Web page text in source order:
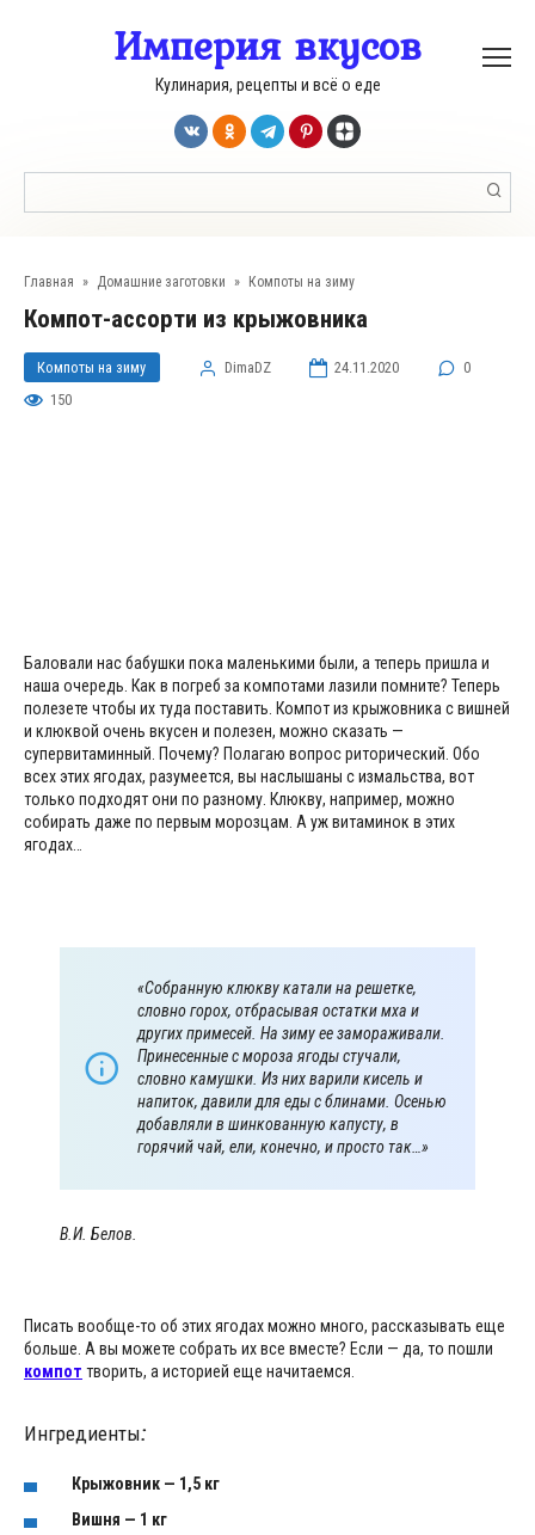
Империя вкусов
Кулинария, рецепты и всё о еде
Главная » Домашние заготовки » Компоты на зиму
Компот-ассорти из крыжовника
Компоты на зиму DimaDZ 24.11.2020
0
150
Баловали нас бабушки пока маленькими были, а теперь пришла и
наша очередь. Как в погреб за компотами лазили помните? Теперь
полезете чтобы их туда поставить. Компот из крыжовника с вишней
и клюквой очень вкусен и полезен, можно сказать —
супервитаминный. Почему? Полагаю вопрос риторический. Обо
всех этих ягодах, разумеется, вы наслышаны с измальства, вот
только подходят они по разному. Клюкву, например, можно
собирать даже по первым морозцам. А уж витаминок в этих
ягодах…
«Собранную клюкву катали на решетке,
словно горох, отбрасывая остатки мха и
других примесей. На зиму ее замораживали.
Принесенные с мороза ягоды стучали,
словно камушки. Из них варили кисель и
напиток, давили для еды с блинами. Осенью
добавляли в шинкованную капусту, в
горячий чай, ели, конечно, и просто так…»
В.И. Белов.
Писать вообще-то об этих ягодах можно много, рассказывать еще
больше. А вы можете собрать их все вместе? Если — да, то пошли
компот творить, а историей еще начитаемся.
Ингредиенты:
Крыжовник — 1,5 кг
Вишня — 1 кг